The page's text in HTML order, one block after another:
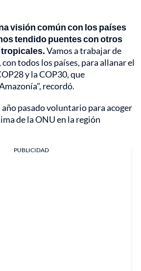
visión común con los países
tendido puentes con otros
Vamos a trabajar de
todos los países, para allanar el
y la COP30, que
recordó.
pasado voluntario para acoger
de la ONU en la región
PUBLICIDAD